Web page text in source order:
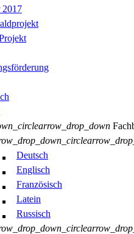
2017
arrow_drop_down
Deutsch
Englisch
Französisch
Latein
Russisch